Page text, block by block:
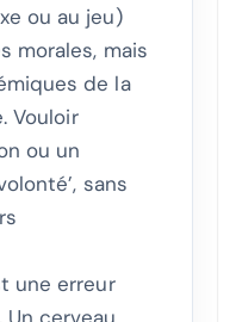
ou au jeu)
morales, mais
de la
Vouloir
ou un
sans
une erreur